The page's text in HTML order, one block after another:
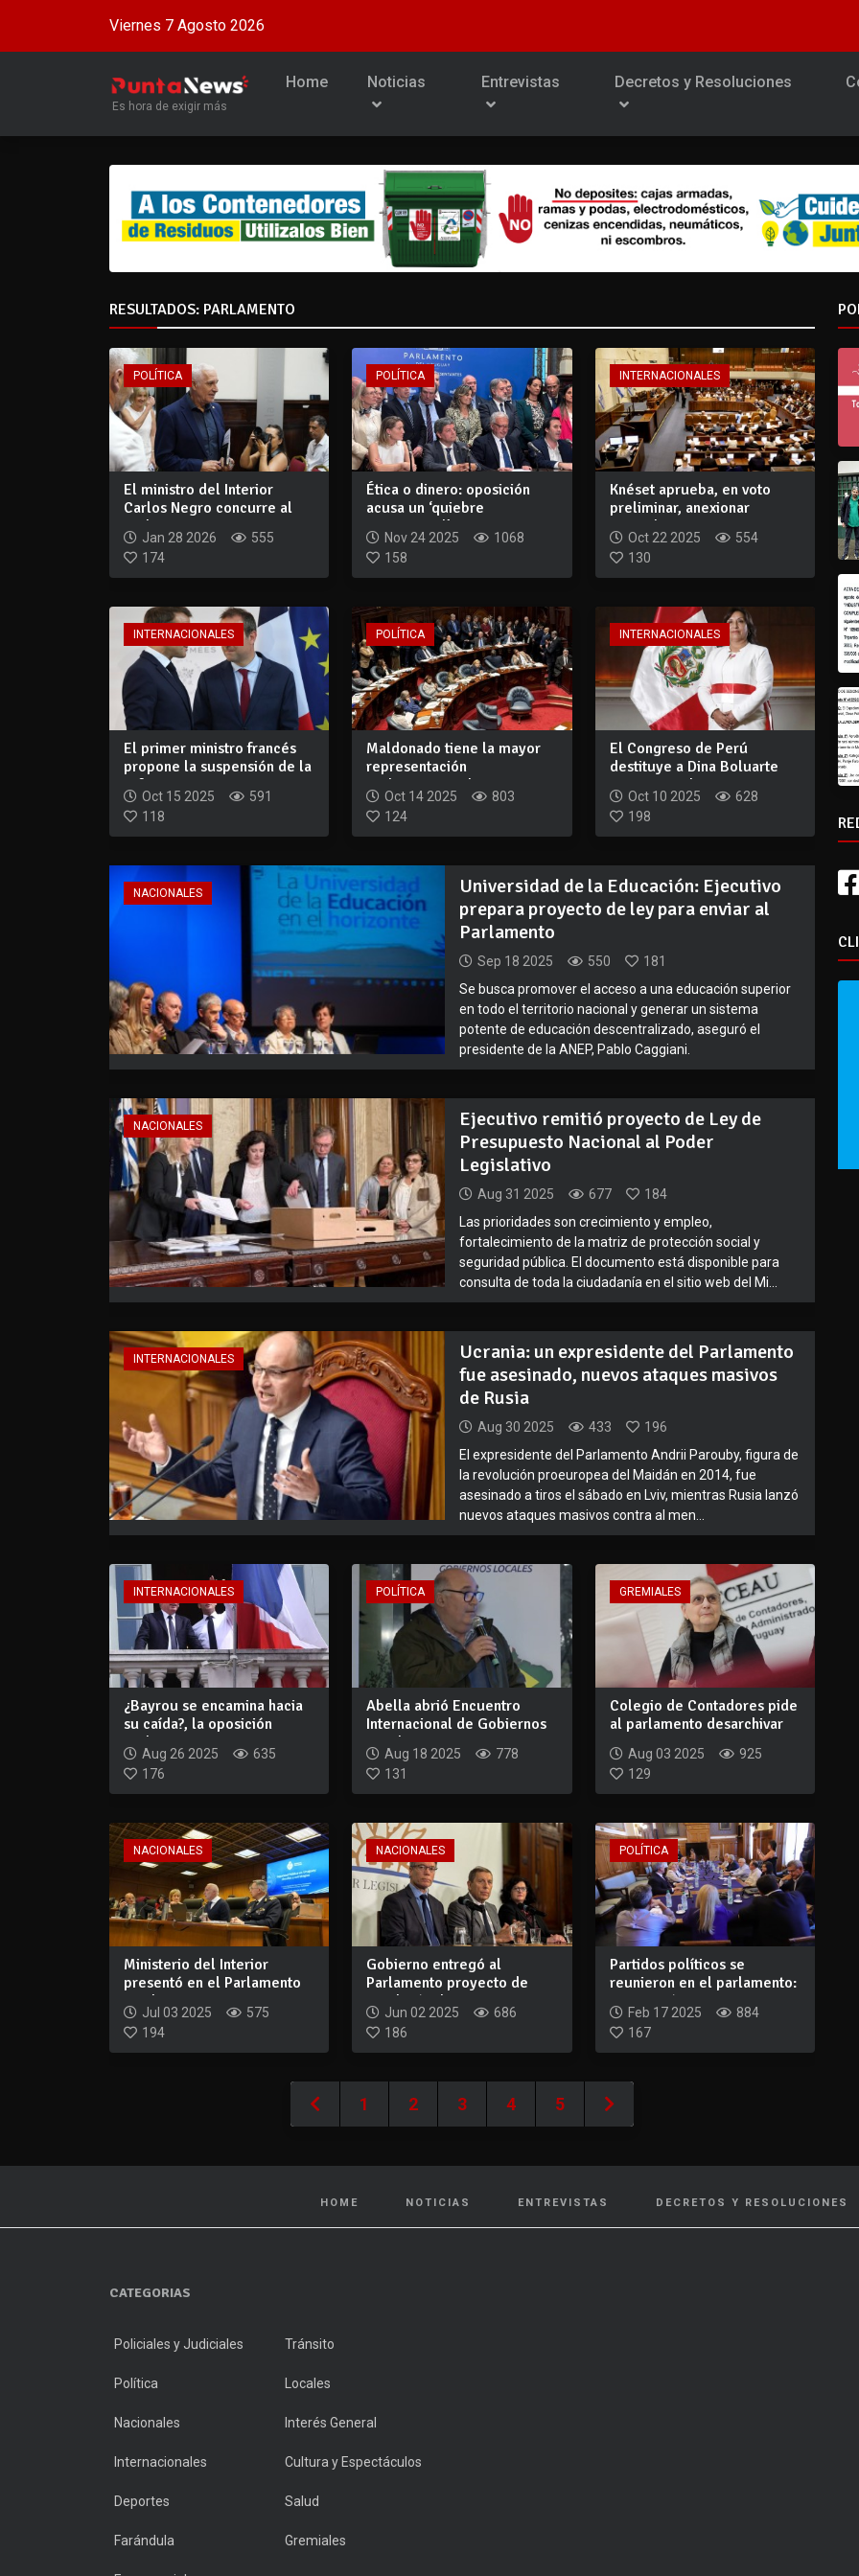
Viernes 7 Agosto 2026
Es hora de exigir más
Home Noticias Entrevistas Decretos y Resoluciones
RESULTADOS: PARLAMENTO
POLÍTICA
El ministro del Interior
Carlos Negro concurre al
Parlamento...
Jan 28 2026
555
174
POLÍTICA
Ética o dinero: oposición
acusa un ‘quiebre
institucional’ e...
Nov 24 2025
1068
158
INTERNACIONALES
Knéset aprueba, en voto
preliminar, anexionar
Cisjordania
Oct 22 2025
554
130
INTERNACIONALES
El primer ministro francés
propone la suspensión de la
refor...
Oct 15 2025
591
118
POLÍTICA
Maldonado tiene la mayor
representación
parlamentaria de su...
Oct 14 2025
803
124
INTERNACIONALES
El Congreso de Perú
destituye a Dina Boluarte
como president...
Oct 10 2025
628
198
NACIONALES
Universidad de la Educación: Ejecutivo
prepara proyecto de ley para enviar al
Parlamento
Sep 18 2025 550
181
Se busca promover el acceso a una educación superior
en todo el territorio nacional y generar un sistema
potente de educación descentralizado, aseguró el
presidente de la ANEP, Pablo Caggiani.
NACIONALES
Ejecutivo remitió proyecto de Ley de
Presupuesto Nacional al Poder
Legislativo
Aug 31 2025 677
184
Las prioridades son crecimiento y empleo,
fortalecimiento de la matriz de protección social y
seguridad pública. El documento está disponible para
consulta de toda la ciudadanía en el sitio web del Mi...
INTERNACIONALES
Ucrania: un expresidente del Parlamento
fue asesinado, nuevos ataques masivos
de Rusia
Aug 30 2025 433
196
El expresidente del Parlamento Andrii Parouby, figura de
la revolución proeuropea del Maidán en 2014, fue
asesinado a tiros el sábado en Lviv, mientras Rusia lanzó
nuevos ataques masivos contra al men...
INTERNACIONALES
¿Bayrou se encamina hacia
su caída?, la oposición
rechaza su...
Aug 26 2025
635
176
POLÍTICA
Abella abrió Encuentro
Internacional de Gobiernos
Locales
Aug 18 2025
778
131
GREMIALES
Colegio de Contadores pide
al parlamento desarchivar
Aug 03 2025
925
129
NACIONALES
Ministerio del Interior
presentó en el Parlamento
su plan es...
Jul 03 2025
575
194
NACIONALES
Gobierno entregó al
Parlamento proyecto de
Rendición de Cuen...
Jun 02 2025
686
186
POLÍTICA
Partidos políticos se
reunieron en el parlamento:
integració...
Feb 17 2025
884
167
1 2 3 4 5
HOME NOTICIAS ENTREVISTAS DECRETOS Y RESOLUCIONES
CATEGORIAS
Policiales y Judiciales Tránsito
Política Locales
Nacionales Interés General
Internacionales Cultura y Espectáculos
Deportes Salud
Farándula Gremiales